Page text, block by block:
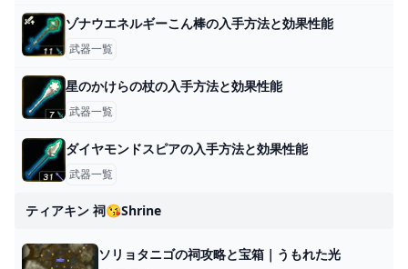
ゾナウエネルギーこん棒の入手方法と効果性能
武器一覧
星のかけらの杖の入手方法と効果性能
武器一覧
ダイヤモンドスピアの入手方法と効果性能
武器一覧
ティアキン 祠😘shrine
ソリョタニゴの祠攻略と宝箱｜うもれた光